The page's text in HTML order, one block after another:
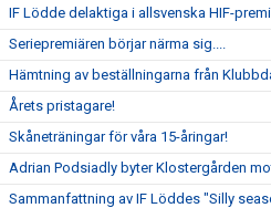
IF Lödde delaktiga i allsvenska HIF-
Seriepremiären börjar närma sig....
Hämtning av beställningarna från
Årets pristagare!
Skåneträningar för våra 15-åringar!
Adrian Podsiadly byter Klostergården
Sammanfattning av IF Löddes "Silly